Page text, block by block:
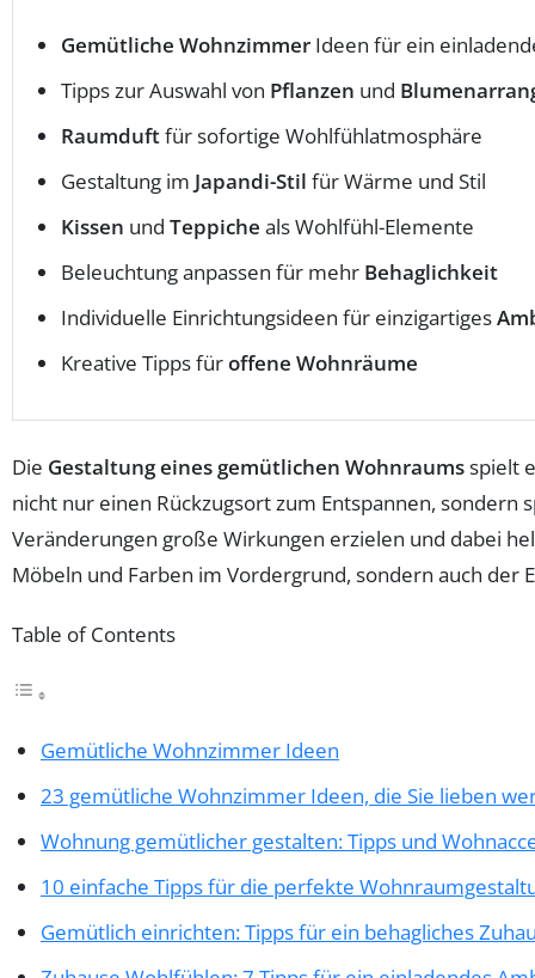
Gemütliche Wohnzimmer Ideen für ein
Tipps zur Auswahl von Pflanzen und
Raumduftfür sofortige Wohlfühlatmosphäre
Gestaltung im Japandi-Stil für Wärme und Stil
Kissen und Teppiche als Wohlfühl-Elemente
Beleuchtung anpassen für mehr Behaglichkeit
Individuelle Einrichtungsideen für einzigartiges
Kreative Tipps füroffene Wohnräume
Die Gestaltung eines gemütlichen Wohnraumsspielt
nicht nur einen Rückzugsort zum Entspannen,
Veränderungen große Wirkungen erzielen und dabei
Möbeln und Farben im Vordergrund, sondern auch der
Table of Contents
Gemütliche Wohnzimmer Ideen
23 gemütliche Wohnzimmer Ideen, die Sie lieben
Wohnung gemütlicher gestalten: Tipps und
10 einfache Tipps für die perfekte
Gemütlich einrichten: Tipps für ein behagliches